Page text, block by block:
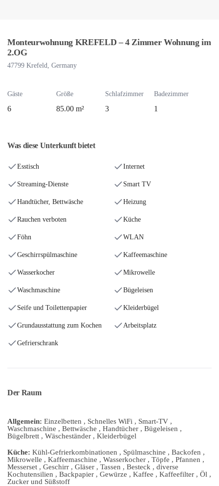
Monteurwohnung KREFELD – 4 Zimmer Wohnung im
2.OG
47799 Krefeld, Germany
Gäste
6
Größe
85.00 m²
Schlafzimmer
3
Badezimmer
1
Was diese Unterkunft bietet
Esstisch Internet
Streaming-Dienste Smart TV
Handtücher, Bettwäsche Heizung
Rauchen verboten Küche
Föhn WLAN
Geschirrspülmaschine Kaffeemaschine
Wasserkocher Mikrowelle
Waschmaschine Bügeleisen
Seife und Toilettenpapier Kleiderbügel
Grundausstattung zum Kochen Arbeitsplatz
Gefrierschrank
Der Raum
Allgemein: Einzelbetten , Schnelles WiFi , Smart-TV ,
Waschmaschine , Bettwäsche , Handtücher , Bügeleisen ,
Bügelbrett , Wäscheständer , Kleiderbügel
Küche: Kühl-Gefrierkombinationen , Spülmaschine , Backofen ,
Mikrowelle , Kaffeemaschine , Wasserkocher , Töpfe , Pfannen ,
Messerset , Geschirr , Gläser , Tassen , Besteck , diverse
Kochutensilien , Backpapier , Gewürze , Kaffee , Kaffeefilter , Öl ,
Zucker und Süßstoff